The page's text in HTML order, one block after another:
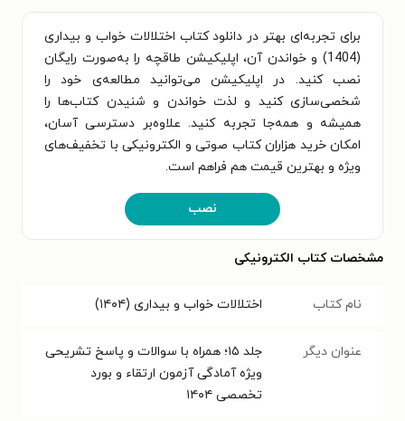
برای تجربه‌ای بهتر در دانلود کتاب اختلالات خواب و بیداری
(1404) و خواندن آن، اپلیکیشن طاقچه را به‌صورت رایگان
نصب کنید. در اپلیکیشن می‌توانید مطالعه‌ی خود را
شخصی‌سازی کنید و لذت خواندن و شنیدن کتاب‌ها را
همیشه و همه‌جا تجربه کنید. علاوه‌بر دسترسی آسان،
امکان خرید هزاران کتاب صوتی و الکترونیکی با تخفیف‌های
ویژه و بهترین قیمت هم فراهم است.
نصب
مشخصات کتاب الکترونیکی
نام کتاب اختلالات خواب و بیداری (۱۴۰۴)
عنوان دیگر
جلد ۱۵؛ همراه با سوالات و پاسخ تشریحی
ویژه آمادگی آزمون ارتقاء و بورد
تخصصی ۱۴۰۴